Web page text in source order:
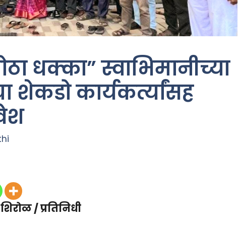
धक्का” स्वाभिमानीच्या
कार्यकर्त्यांसह
शिरोळ / प्रतिनिधी